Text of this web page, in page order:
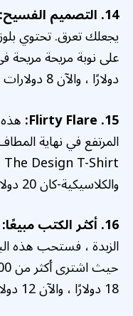
14. التصميم الفسيح:
يجعلك تعرق. تحتوي
دولارًا ، والآن 8 دولارات فقط!
15. Flirty Flare:
المرتفع في نهاية
والكلاسيكية-كان 20 دولارًا ، والآن فقط 9 دولارات!
16. أكثر الكتب مبيعًا:
الزبدة ، فستحب هذه
18 دولارًا ، والآن 12 دولارًا فقط!